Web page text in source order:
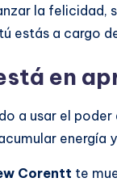
la felicidad,
estás a cargo
en
a usar el
Corentt te